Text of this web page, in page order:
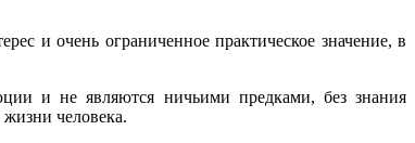
и очень ограниченное практическое значение, в
и не являются ничьими предками, без знания
человека.